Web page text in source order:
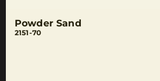
Powder Sand
2151-70